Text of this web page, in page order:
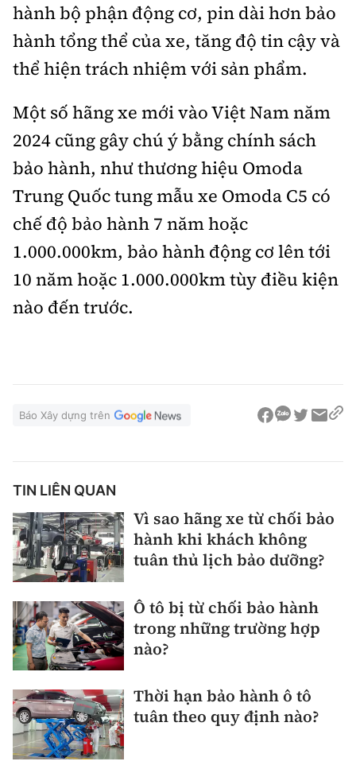
hành bộ phận động cơ, pin dài hơn bảo
hành tổng thể của xe, tăng độ tin cậy và
thể hiện trách nhiệm với sản phẩm.
Một số hãng xe mới vào Việt Nam năm
2024 cũng gây chú ý bằng chính sách
bảo hành, như thương hiệu Omoda
Trung Quốc tung mẫu xe Omoda C5 có
chế độ bảo hành 7 năm hoặc
1.000.000km, bảo hành động cơ lên tới
10 năm hoặc 1.000.000km tùy điều kiện
nào đến trước.
Báo Xây dựng trên
TIN LIÊN QUAN
Vì sao hãng xe từ chối bảo
hành khi khách không
tuân thủ lịch bảo dưỡng?
Ô tô bị từ chối bảo hành
trong những trường hợp
nào?
Thời hạn bảo hành ô tô
tuân theo quy định nào?